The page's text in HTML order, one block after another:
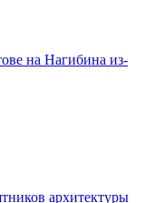
на Нагибина из-
архитектуры